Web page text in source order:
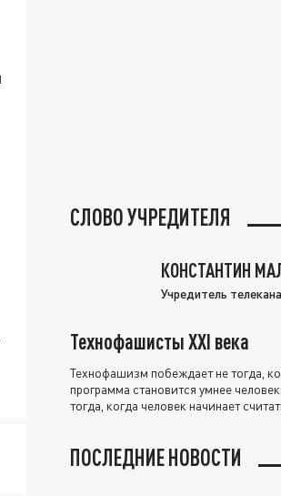
СЛОВО УЧРЕДИТЕЛЯ
КОНСТАНТИН
Учредитель
Технофашисты XXI века
Технофашизм побеждает не тогда,
программа становится умнее
тогда, когда человек начинает
ПОСЛЕДНИЕ НОВОСТИ